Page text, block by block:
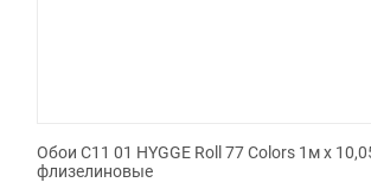
Обои C11 01 HYGGE Roll 77 Colors 1м х
флизелиновые